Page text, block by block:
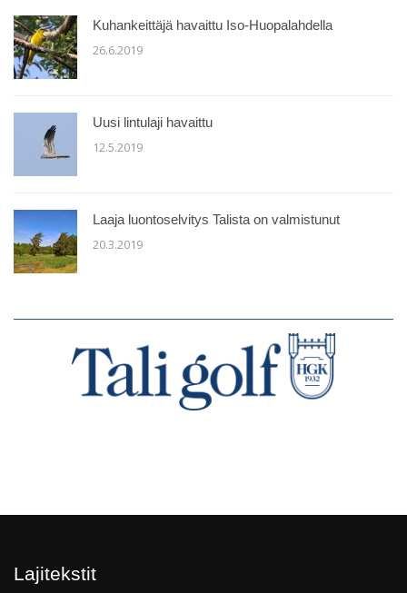
Kuhankeittäjä havaittu Iso-Huopalahdella
26.6.2019
Uusi lintulaji havaittu
12.5.2019
Laaja luontoselvitys Talista on valmistunut
20.3.2019
Lajitekstit